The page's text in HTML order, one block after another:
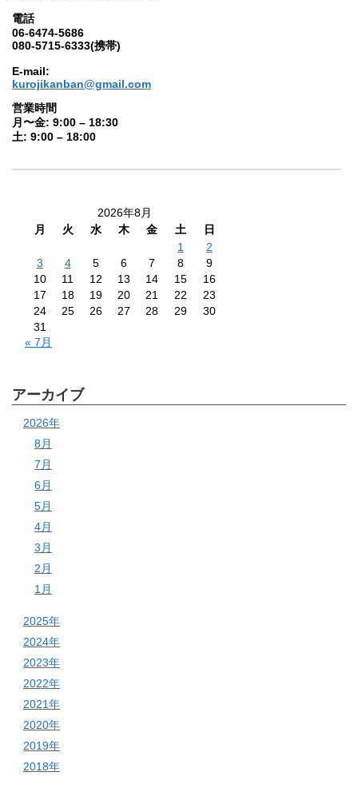
電話
06-6474-5686
080-5715-6333(携帯)
E-mail:
kurojikanban@gmail.com
営業時間
月〜金: 9:00 – 18:30
土: 9:00 – 18:00
2026年8月
月
火 水 木 金 土
日
1
2
3
4 5 6 7 8
9
10
11 12 13 14 15
16
17
18 19 20 21 22
23
24
25 26 27 28 29
30
31
« 7月
アーカイブ
2026年
8月
7月
6月
5月
4月
3月
2月
1月
2025年
2024年
2023年
2022年
2021年
2020年
2019年
2018年